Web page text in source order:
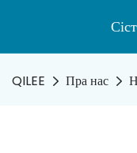
QILEE Пра нас